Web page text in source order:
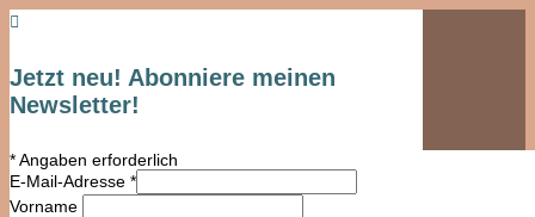

Jetzt neu! Abonniere meinen
Newsletter!
*Angaben erforderlich
E-Mail-Adresse *
Vorname